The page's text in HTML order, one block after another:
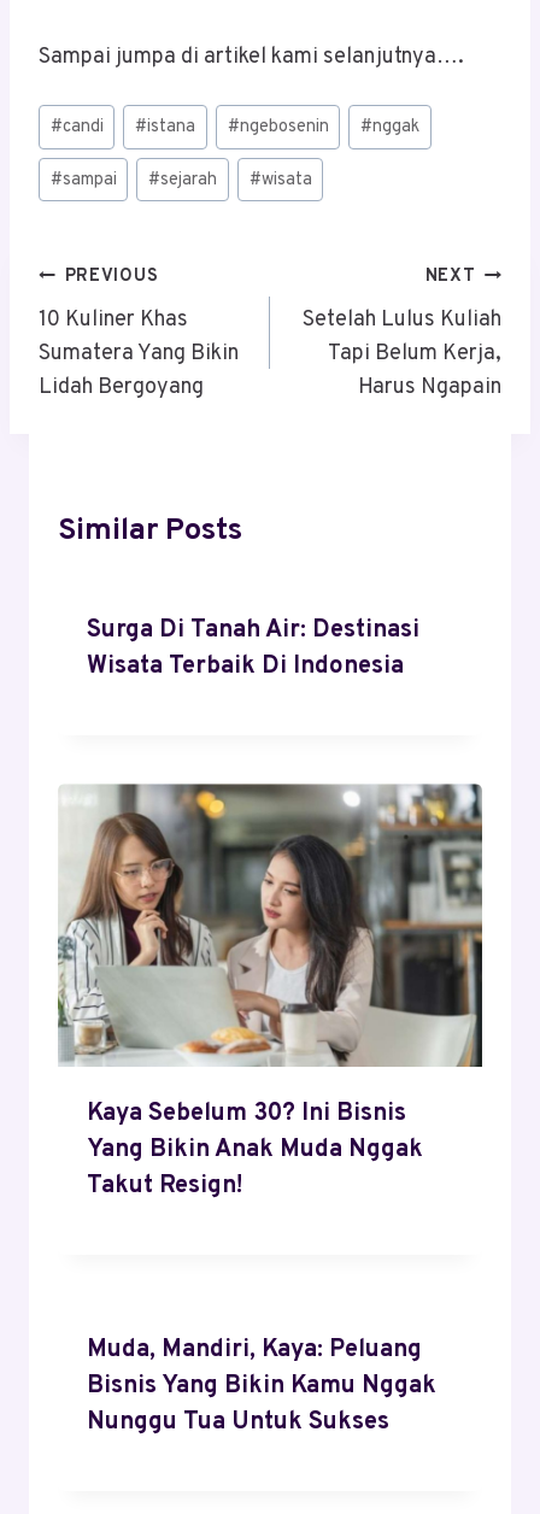
Sampai jumpa di artikel kami selanjutnya….
Post
Tags:
#candi #istana #ngebosenin #nggak
#sampai #sejarah #wisata
Post
Navigation
PREVIOUS
10 Kuliner Khas
Sumatera Yang Bikin
Lidah Bergoyang
NEXT
Setelah Lulus Kuliah
Tapi Belum Kerja,
Harus Ngapain
Similar Posts
Surga Di Tanah Air: Destinasi
Wisata Terbaik Di Indonesia
Kaya Sebelum 30? Ini Bisnis
Yang Bikin Anak Muda Nggak
Takut Resign!
Muda, Mandiri, Kaya: Peluang
Bisnis Yang Bikin Kamu Nggak
Nunggu Tua Untuk Sukses